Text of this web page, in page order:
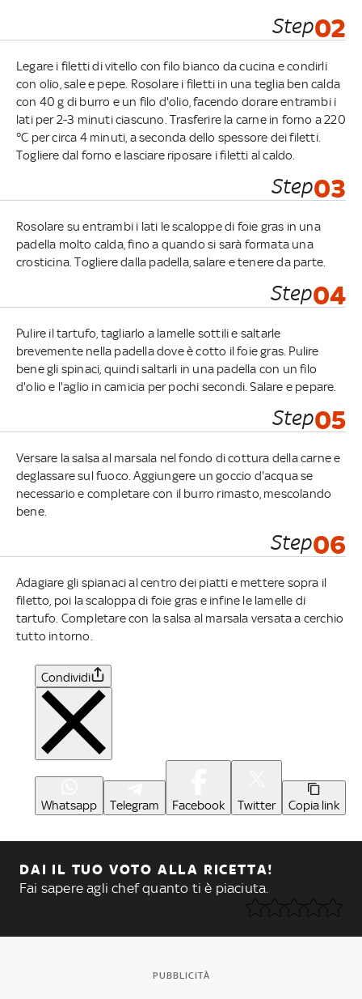
Step02
Legare i filetti di vitello con filo bianco da cucina e condirli
con olio, sale e pepe. Rosolare i filetti in una teglia ben calda
con 40 g di burro e un filo d'olio, facendo dorare entrambi i
lati per 2-3 minuti ciascuno. Trasferire la carne in forno a 220
°C per circa 4 minuti, a seconda dello spessore dei filetti.
Togliere dal forno e lasciare riposare i filetti al caldo.
Step03
Rosolare su entrambi i lati le scaloppe di foie gras in una
padella molto calda, fino a quando si sarà formata una
crosticina. Togliere dalla padella, salare e tenere da parte.
Step04
Pulire il tartufo, tagliarlo a lamelle sottili e saltarle
brevemente nella padella dove è cotto il foie gras. Pulire
bene gli spinaci, quindi saltarli in una padella con un filo
d'olio e l'aglio in camicia per pochi secondi. Salare e pepare.
Step05
Versare la salsa al marsala nel fondo di cottura della carne e
deglassare sul fuoco. Aggiungere un goccio d'acqua se
necessario e completare con il burro rimasto, mescolando
bene.
Step06
Adagiare gli spianaci al centro dei piatti e mettere sopra il
filetto, poi la scaloppa di foie gras e infine le lamelle di
tartufo. Completare con la salsa al marsala versata a cerchio
tutto intorno.
Condividi
Whatsapp Telegram Facebook Twitter Copia link
DAI IL TUO VOTO ALLA RICETTA!
Fai sapere agli chef quanto ti è piaciuta.
PUBBLICITÀ